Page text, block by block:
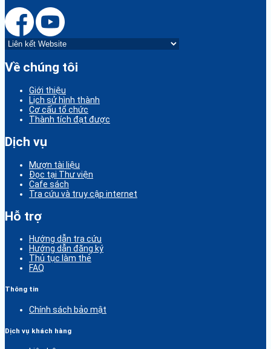
Về chúng tôi
Giới thiệu
Lịch sử hình thành
Cơ cấu tổ chức
Thành tích đạt được
Dịch vụ
Mượn tài liệu
Đọc tại Thư viện
Cafe sách
Tra cứu và truy cập internet
Hỗ trợ
Hướng dẫn tra cứu
Hướng dẫn đăng ký
Thủ tục làm thẻ
FAQ
Thông tin
Chính sách bảo mật
Dịch vụ khách hàng